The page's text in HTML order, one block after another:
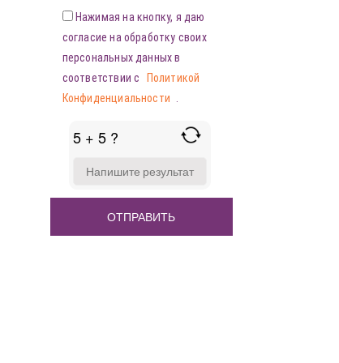
Нажимая на кнопку, я даю
согласие на обработку своих
персональных данных в
соответствии с
Политикой
Конфиденциальности
5 + 5 ?
FOR